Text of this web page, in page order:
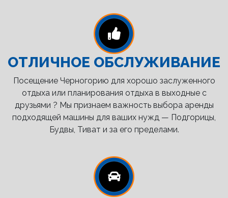
ОТЛИЧНОЕ ОБСЛУЖИВАНИЕ
Посещение Черногорию для хорошо заслуженного
отдыха или планирования отдыха в выходные с
друзьями ? Мы признаем важность выбора аренды
подходящей машины для ваших нужд — Подгорицы,
Будвы, Тиват и за его пределами.